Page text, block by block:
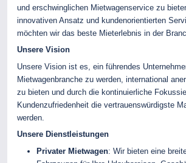
und erschwinglichen Mietwagenservice zu
innovativen Ansatz und kundenorientierten
möchten wir das beste Mieterlebnis in der
Unsere Vision
Unsere Vision ist es, ein führendes
Mietwagenbranche zu werden, international
zu bieten und durch die kontinuierliche
Kundenzufriedenheit die vertrauenswürdigste
werden.
Unsere Dienstleistungen
Privater Mietwagen: Wir bieten eine